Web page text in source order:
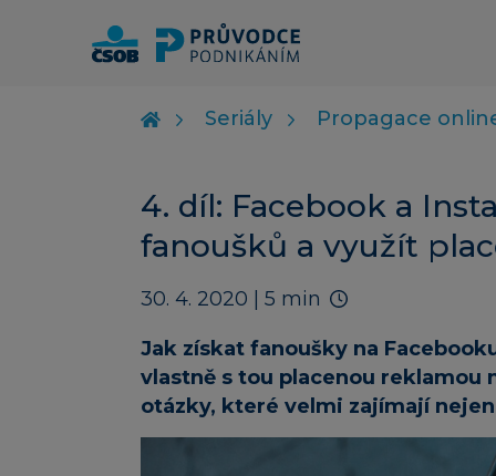
Seriály Propagace
4. díl: Facebook a
fanoušků a využít
30. 4. 2020 | 5 min
Jak získat fanoušky na
vlastně s tou placenou reklamou
otázky, které velmi zajímají